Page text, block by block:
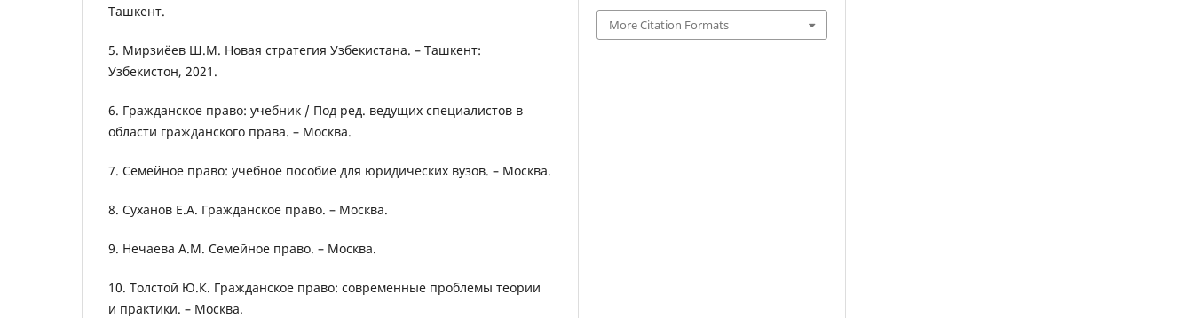
Ташкент.
5. Мирзиёев Ш.М. Новая стратегия Узбекистана. – Ташкент:
Узбекистон, 2021.
6. Гражданское право: учебник / Под ред. ведущих специалистов в
области гражданского права. – Москва.
7. Семейное право: учебное пособие для юридических вузов. – Москва.
8. Суханов Е.А. Гражданское право. – Москва.
9. Нечаева А.М. Семейное право. – Москва.
10. Толстой Ю.К. Гражданское право: современные проблемы теории
и практики. – Москва.
More Citation Formats